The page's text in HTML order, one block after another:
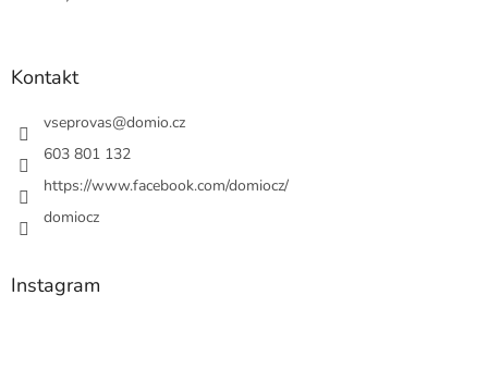
Kontakt
vseprovas@domio.cz
603 801 132
https://www.facebook.com/domiocz/
domiocz
Instagram